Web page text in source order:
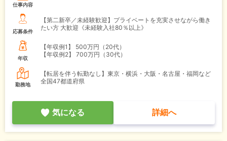
仕事内容
応募条件
【第二新卒／未経験歓迎】プライベートを充実させながら働き
たい方 大歓迎《未経験入社80％以上》
年収
【年収例1】
500万円（20代）
【年収例2】
700万円（30代）
勤務地
【転居を伴う転勤なし】東京・横浜・大阪・名古屋・福岡など
全国47都道府県
気になる 詳細へ